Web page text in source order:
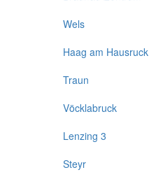
Wels
Haag am Hausruck
Traun
Vöcklabruck
Lenzing 3
Steyr